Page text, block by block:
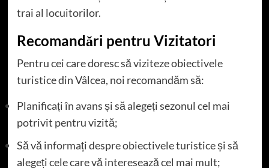
trai al locuitorilor.
Recomandări pentru Vizitatori
Pentru cei care doresc să viziteze obiectivele
turistice din Vâlcea, noi recomandăm să:
Planificați în avans și să alegeți sezonul cel mai
potrivit pentru vizită;
Să vă informați despre obiectivele turistice și să
alegeți cele care vă interesează cel mai mult;